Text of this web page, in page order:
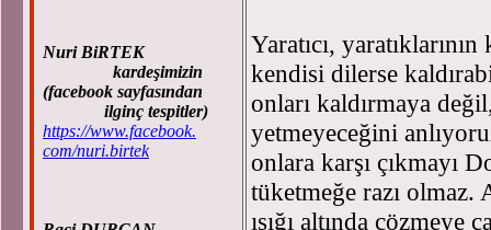
Nuri BiRTEK
kardeşimizin
(facebook sayfasından
ilginç tespitler)
https://www.facebook.
com/nuri.birtek
Yaratıcı,
kendisi dilerse
onları kaldırmaya
yetmeyeceğini
onlara karşı çıkmayı
tüketmeğe razı olmaz.
ışığı altında çözmeye